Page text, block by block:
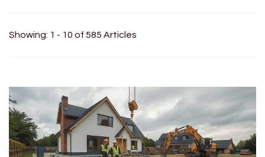
Showing: 1 - 10 of 585 Articles